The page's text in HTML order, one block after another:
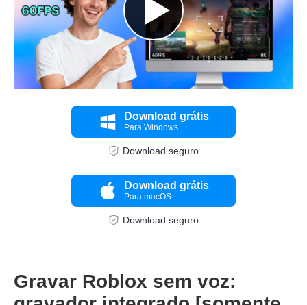
Download grátis
Para Windows
Download seguro
Download grátis
Para macOS
Download seguro
Gravar Roblox sem voz: